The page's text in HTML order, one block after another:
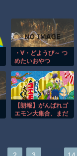
・∀・どようび～ つ
めたいおやつ
【朗報】がんばれゴ
エモン大集合、まだ